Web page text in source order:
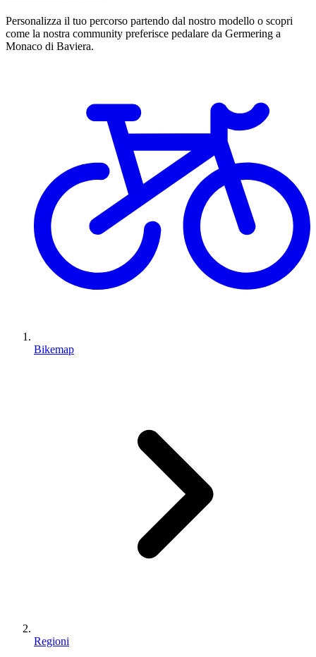
Personalizza il tuo percorso partendo dal nostro modello o scopri
come la nostra community preferisce pedalare da Germering a
Monaco di Baviera.
Bikemap
Regioni